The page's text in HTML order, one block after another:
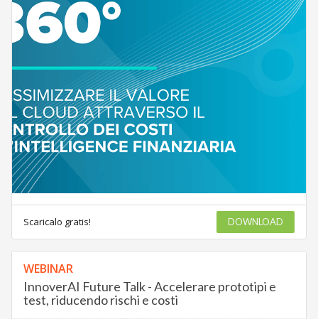
Scaricalo gratis! DOWNLOAD
WEBINAR
InnoverAI Future Talk - Accelerare prototipi e
test, riducendo rischi e costi